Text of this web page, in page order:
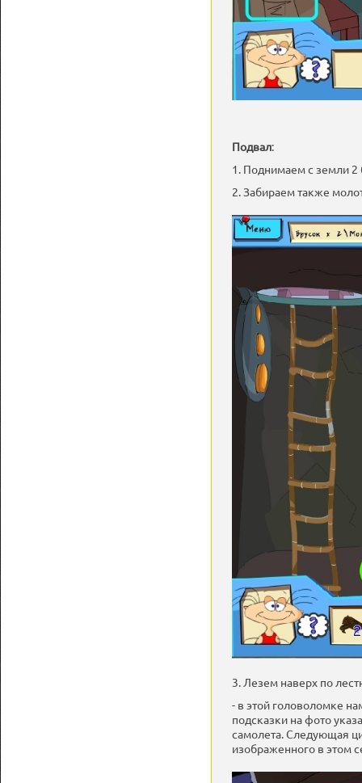
Подвал:
1. Поднимаем с земли 2
2. Забираем также
3. Лезем наверх по
- в этой головоломке
подсказки на фото
самолета. Следующая
изображенного в этом